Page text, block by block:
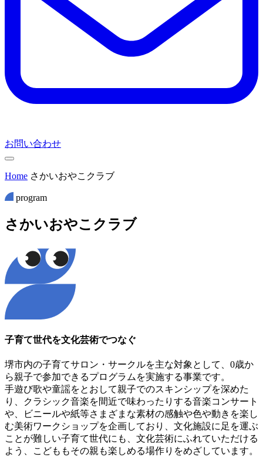
お問い合わせ
Home さかいおやこクラブ
program
さ かいおやこ ク ラ ブ
子育て世代を文化芸術でつなぐ
堺市内の子育てサロン・サークルを主な対象として、0歳か
ら親子で参加できるプログラムを実施する事業です。
手遊び歌や童謡をとおして親子でのスキンシップを深めた
り、クラシック音楽を間近で味わったりする音楽コンサート
や、ビニールや紙等さまざまな素材の感触や色や動きを楽し
む美術ワークショップを企画しており、文化施設に足を運ぶ
ことが難しい子育て世代にも、文化芸術にふれていただける
よう、こどももその親も楽しめる場作りをめざしています。